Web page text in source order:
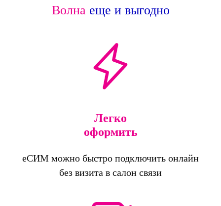
Волнаеще и выгодно
Легко
оформить
еСИМ можно быстро подключить онлайн
без визита в салон связи